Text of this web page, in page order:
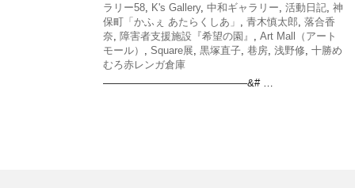
ラリー58 K's Gallery, 中和ギャラリー 活動日記 神
保町「かふぇ あたらくしあ」
青木慎太郎 落合香
奈 障害者支援施設『希望の園』
Art Mall（アート
モール）
Square展 黒塚直子 巷房 浅野修 十勝め
むろ赤レンガ倉庫
——————————————&# …